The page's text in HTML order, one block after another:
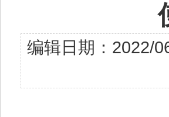
编辑日期：